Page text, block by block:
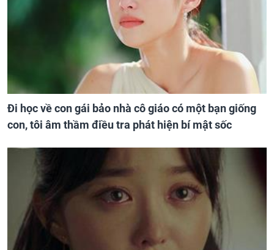
Đi học về con gái bảo nhà cô giáo có một bạn giống
con, tôi âm thầm điều tra phát hiện bí mật sốc